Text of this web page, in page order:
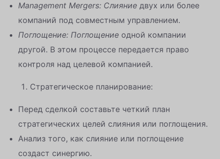
Management Mergers: Слияние двух или более
компаний под совместным управлением.
Поглощение: Поглощение одной компании
другой. В этом процессе передается право
контроля над целевой компанией.
Стратегическое планирование:
Перед сделкой составьте четкий план
стратегических целей слияния или поглощения.
Анализ того, как слияние или поглощение
создаст синергию.